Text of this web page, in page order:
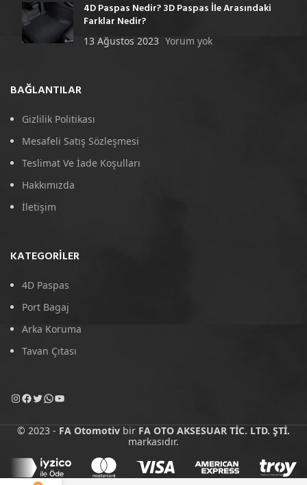
4D Paspas Nedir? 3D Paspas İle Arasındaki
Farklar Nedir?
13 Ağustos 2023 Yorum yok
BAĞLANTILAR
Gizlilik Politikası
Mesafeli Satış Sözleşmesi
Teslimat Ve İade Koşulları
Hakkımızda
İletişim
KATEGORILER
4D Paspas
Port Bagaj
Arka Koruma
Tavan Çıtası
© 2023 - FA Otomotiv bir FA OTO AKSESUAR TİC. LTD. ŞTİ.
markasıdır.